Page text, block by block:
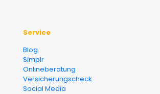
Service
Blog
Simplr
Onlineberatung
Versicherungscheck
Social Media